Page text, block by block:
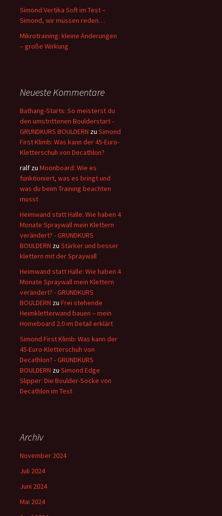
Simond Vertika Soft im Test –
Simond, wir müssen reden…
Mikrotraining: kleine Änderungen
– große Wirkung
Neueste Kommentare
Bathang-Starts: So meisterst du
den umstrittenen Boulderstart -
GRUNDKURS BOULDERN zu Simond
First Klimb: Was kann der 45-Euro-
Kletterschuh von Decathlon?
ralf zu Moonboard: Wie es
funktioniert, was es bringt und
was du beim Training beachten
musst
Heimwand statt Halle: Wie haben 4
Monate Spraywall mein Klettern
verändert? - GRUNDKURS
BOULDERN zu Stärker und besser
klettern mit der Spraywall
Heimwand statt Halle: Wie haben 4
Monate Spraywall mein Klettern
verändert? - GRUNDKURS
BOULDERN zu Frei stehende
Heimkletterwand bauen – mein
Homeboard 2.0 im Detail erklärt
Simond First Klimb: Was kann der
45-Euro-Kletterschuh von
Decathlon? - GRUNDKURS
BOULDERN zu Simond Edge
Slipper: Die Boulder-Socke von
Decathlon im Test
Archiv
November 2024
Juli 2024
Juni 2024
Mai 2024